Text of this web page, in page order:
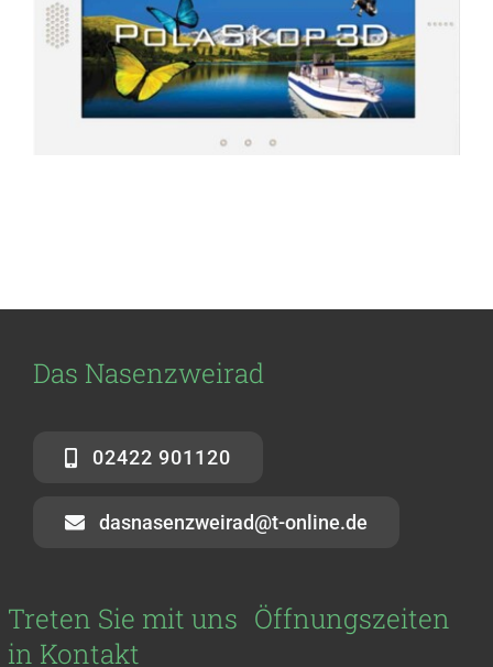
Das Nasenzweirad
02422 901120
dasnasenzweirad@t-online.de
Treten Sie mit uns
in Kontakt
Öffnungszeiten